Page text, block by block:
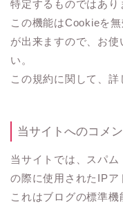
特定するものではあり
この機能はCookieを
が出来ますので、お
い。
この規約に関して、詳
当サイトへのコメ
当サイトでは、スパム
の際に使用されたIPア
これはブログの標準